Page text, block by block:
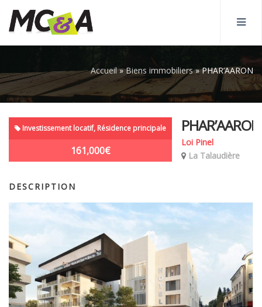
Accueil»Biens immobiliers»PHAR’AARON
Investissement locatif, Résidence principale
161,000€
PHAR’AARON
Loi Pinel
La Talaudière
DESCRIPTION